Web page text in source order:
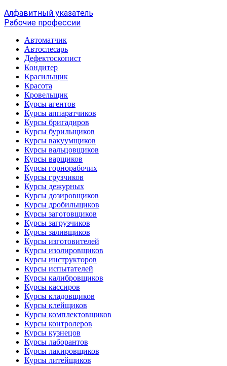
Алфавитный указатель
Рабочие профессии
Автоматчик
Автослесарь
Дефектоскопист
Кондитер
Красильщик
Красота
Кровельщик
Курсы агентов
Курсы аппаратчиков
Курсы бригадиров
Курсы бурильщиков
Курсы вакуумщиков
Курсы вальцовщиков
Курсы варщиков
Курсы горнорабочих
Курсы грузчиков
Курсы дежурных
Курсы дозировщиков
Курсы дробильщиков
Курсы заготовщиков
Курсы загрузчиков
Курсы заливщиков
Курсы изготовителей
Курсы изолировщиков
Курсы инструкторов
Курсы испытателей
Курсы калибровщиков
Курсы кассиров
Курсы кладовщиков
Курсы клейщиков
Курсы комплектовщиков
Курсы контролеров
Курсы кузнецов
Курсы лаборантов
Курсы лакировщиков
Курсы литейщиков